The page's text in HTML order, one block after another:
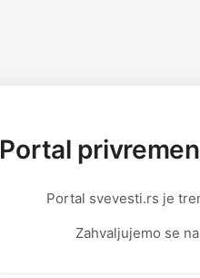
Portal
Portal svevesti.rs je
Zahvaljujemo se